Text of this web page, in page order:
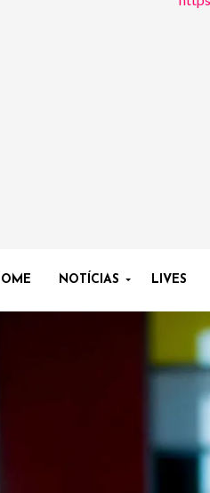
NOTÍCIAS LIVES